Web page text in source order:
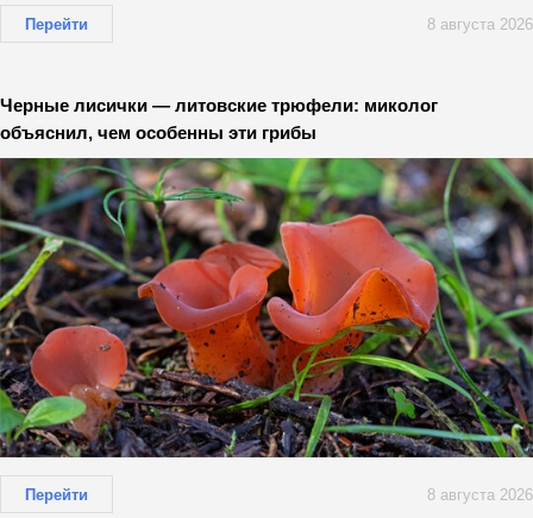
Перейти 8 августа 2026
Черные лисички — литовские трюфели: миколог
объяснил, чем особенны эти грибы
Перейти 8 августа 2026